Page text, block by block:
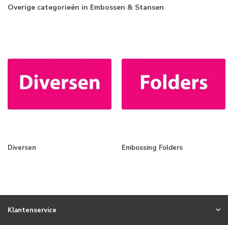
Overige categorieën in Embossen & Stansen
Diversen Embossing Folders
Klantenservice